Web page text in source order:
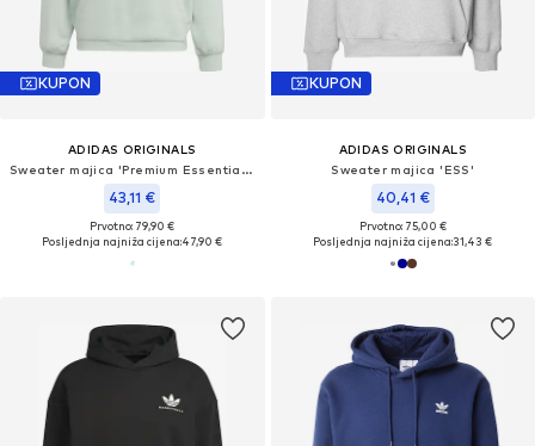
KUPON
ADIDAS ORIGINALS
Sweater majica 'Premium Essentials'
43,11 €
Prvotno: 79,90 €
Posljednja najniža cijena:47,90 €
KUPON
ADIDAS ORIGINALS
Sweater majica 'ESS'
40,41 €
Prvotno: 75,00 €
Posljednja najniža cijena:31,43 €